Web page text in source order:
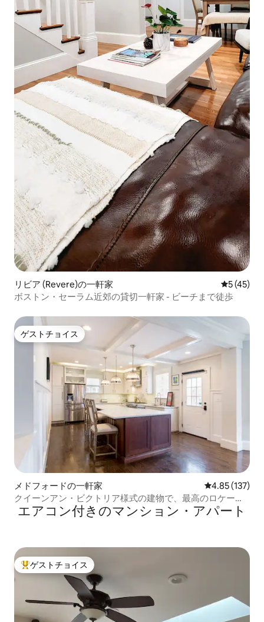
リビア (Revere)の一軒家 レビュー
5 (45)
ボストン・セーラム近郊の貸切一軒家 - ビーチまで徒歩
ゲストチョイス
ゲストチョイス
メドフォードの一軒家 レビュー137
4.85 (137)
クイーンアン・ビクトリア様式の建物で、最高のロケーシ
ョン
エアコン付きのマンション・アパート
大好評のゲストチョイスです。
ゲストチョイス